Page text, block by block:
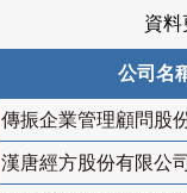
資料
公司名
傳振企業管理顧問股
漢唐經方股份有限公司